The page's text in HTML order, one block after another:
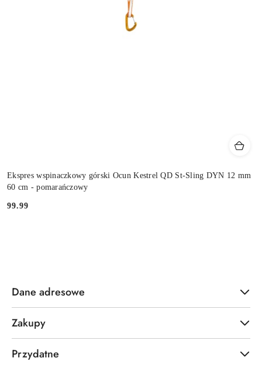
Ekspres wspinaczkowy górski Ocun Kestrel QD St-Sling DYN 12 mm
60 cm - pomarańczowy
Cena:
99.99
Dane adresowe
Zakupy
Przydatne